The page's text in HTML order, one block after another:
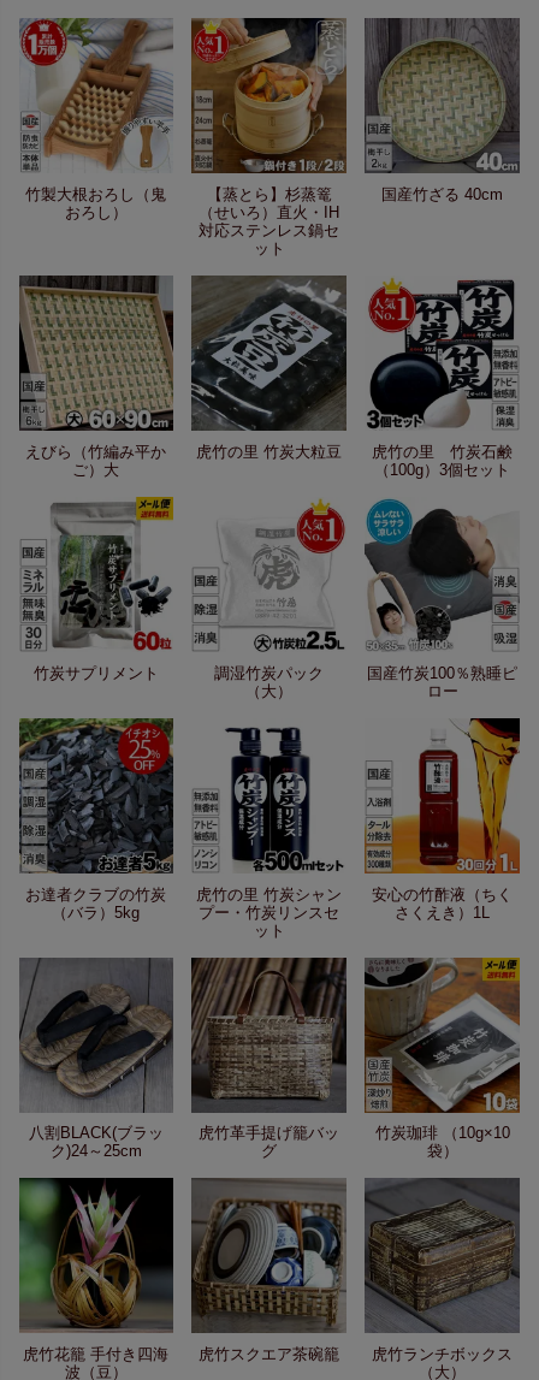
竹製大根おろし（鬼
おろし）
【蒸とら】杉蒸篭
（せいろ）直火・IH
対応ステンレス鍋セ
ット
国産竹ざる 40cm
えびら（竹編み平か
ご）大
虎竹の里 竹炭大粒豆
虎竹の里 竹炭石鹸
（100g）3個セット
竹炭サプリメント
調湿竹炭パック
（大）
国産竹炭100％熟睡ピ
ロー
お達者クラブの竹炭
（バラ）5kg
虎竹の里 竹炭シャン
プー・竹炭リンスセ
ット
安心の竹酢液（ちく
さくえき）1L
八割BLACK(ブラッ
ク)24～25cm
虎竹革手提げ籠バッ
グ
竹炭珈琲 （10g×10
袋）
虎竹花籠 手付き四海
波（豆）
虎竹スクエア茶碗籠
虎竹ランチボックス
（大）